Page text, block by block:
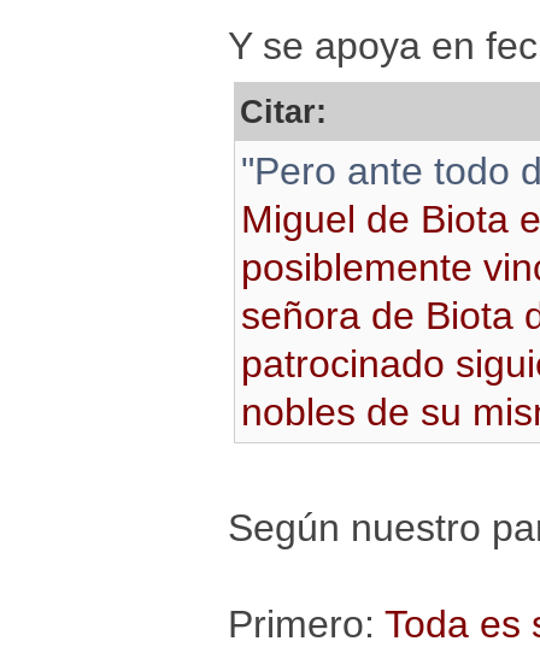
Y se apoya en
Citar:
"Pero ante todo
Miguel de Biota
posiblemente
señora de Biota
patrocinado
nobles de su
Según nuestro
Primero: Toda es